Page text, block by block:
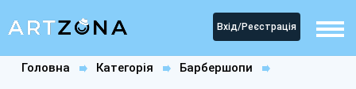
Вхід/Реєстрація
Головна Категорія
Барбершопи